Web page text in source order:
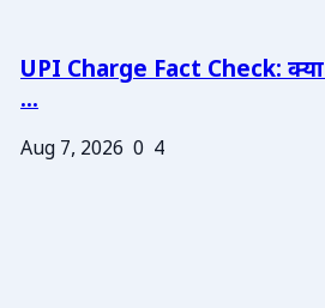
UPI Charge Fact Check:
...
Aug 7, 2026 0 4